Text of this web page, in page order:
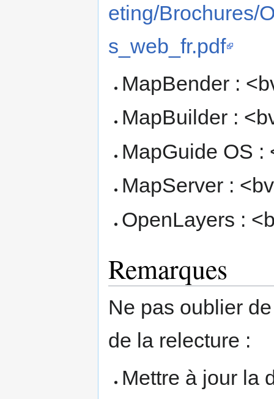
eting/Brochures/
s_web_fr.pdf
MapBender :
MapBuilder :
MapGuide OS :
MapServer :
OpenLayers :
Remarques
Ne pas oublier
de la relecture :
Mettre à jour la